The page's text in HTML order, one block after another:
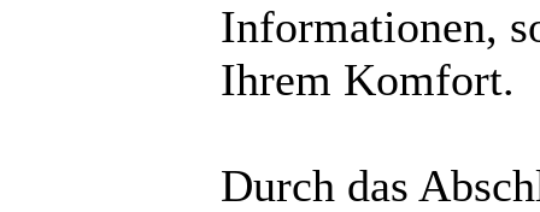
Informationen,
Ihrem Komfort.
Durch das